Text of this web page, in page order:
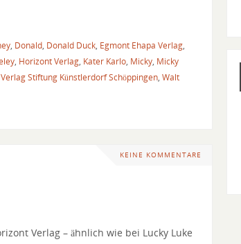
Donald Donald Duck Egmont Ehapa Verlag
Horizont Verlag Kater Karlo Micky Micky
Verlag Stiftung Künstlerdorf Schöppingen Walt
KEINE KOMMENTARE
Verlag – ähnlich wie bei Lucky Luke